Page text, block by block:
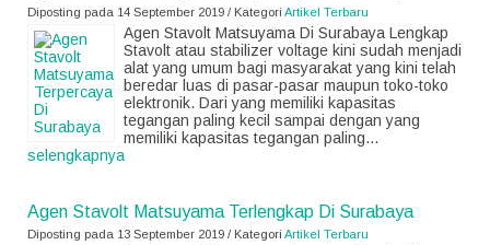
Diposting pada 14 September 2019 / Kategori Artikel Terbaru
Agen Stavolt Matsuyama Di Surabaya Lengkap
Stavolt atau stabilizer voltage kini sudah menjadi
alat yang umum bagi masyarakat yang kini telah
beredar luas di pasar-pasar maupun toko-toko
elektronik. Dari yang memiliki kapasitas
tegangan paling kecil sampai dengan yang
memiliki kapasitas tegangan paling...
selengkapnya
Agen Stavolt Matsuyama Terlengkap Di Surabaya
Diposting pada 13 September 2019 / Kategori Artikel Terbaru